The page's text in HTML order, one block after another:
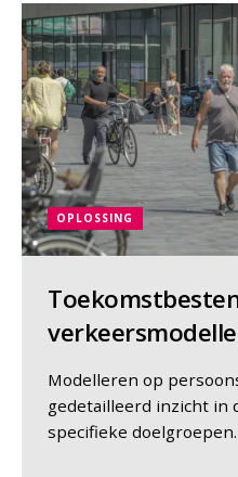
Modelleren op
gedetailleerd inzicht in
specifieke doelgroepen.
OPLOSSING